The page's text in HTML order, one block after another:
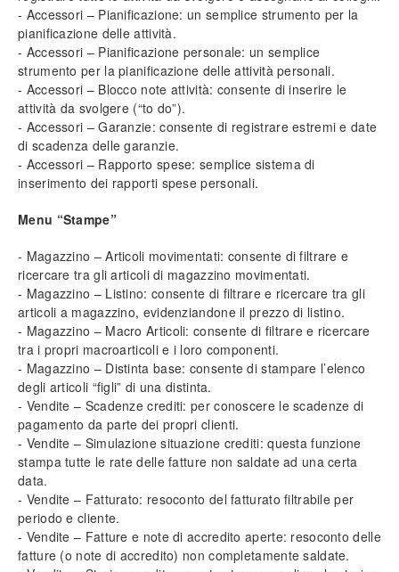
- Accessori – Pianificazione: un semplice strumento per la
pianificazione delle attività.
- Accessori – Pianificazione personale: un semplice
strumento per la pianificazione delle attività personali.
- Accessori – Blocco note attività: consente di inserire le
attività da svolgere (“to do”).
- Accessori – Garanzie: consente di registrare estremi e date
di scadenza delle garanzie.
- Accessori – Rapporto spese: semplice sistema di
inserimento dei rapporti spese personali.
Menu “Stampe”
- Magazzino – Articoli movimentati: consente di filtrare e
ricercare tra gli articoli di magazzino movimentati.
- Magazzino – Listino: consente di filtrare e ricercare tra gli
articoli a magazzino, evidenziandone il prezzo di listino.
- Magazzino – Macro Articoli: consente di filtrare e ricercare
tra i propri macroarticoli e i loro componenti.
- Magazzino – Distinta base: consente di stampare l’elenco
degli articoli “figli” di una distinta.
- Vendite – Scadenze crediti: per conoscere le scadenze di
pagamento da parte dei propri clienti.
- Vendite – Simulazione situazione crediti: questa funzione
stampa tutte le rate delle fatture non saldate ad una certa
data.
- Vendite – Fatturato: resoconto del fatturato filtrabile per
periodo e cliente.
- Vendite – Fatture e note di accredito aperte: resoconto delle
fatture (o note di accredito) non completamente saldate.